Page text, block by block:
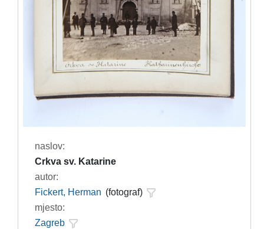
naslov:
Crkva sv. Katarine
autor:
Fickert, Herman (fotograf)
mjesto:
Zagreb